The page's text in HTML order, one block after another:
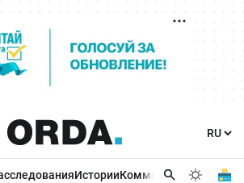
ИсторииКомментарииБизнес